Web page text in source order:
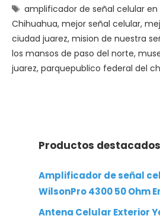
Etiquetas
amplificador de señal celular
Chihuahua, mejor señal celular,
ciudad juarez, mision de nuestra
los mansos de paso del norte,
juarez, parquepublico federal del
Productos destacados
Amplificador de señal
WilsonPro 4300 50 Ohm
Antena Celular Exterior